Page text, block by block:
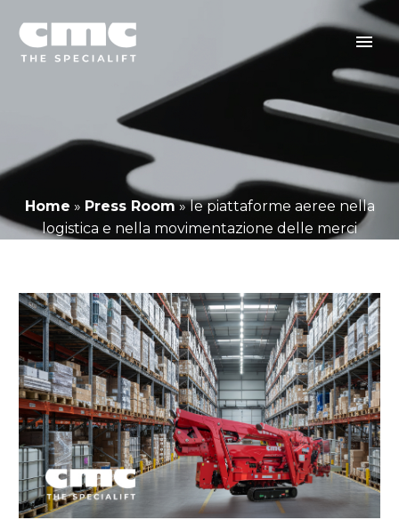
ITALIANO
Home » Press Room»le piattaforme aeree nella
logistica e nella movimentazione delle merci